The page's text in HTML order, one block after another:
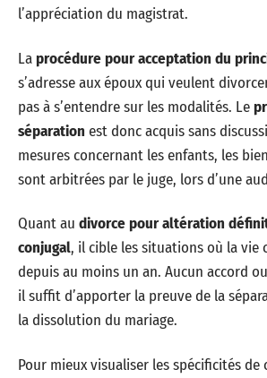
l’appréciation du magistrat.
Laprocédure pour acceptation du
s’adresse aux époux qui veulent
pas à s’entendre sur les modalités. Le
séparation est donc acquis sans
mesures concernant les enfants, les
sont arbitrées par le juge, lors d’une
Quant au divorce pour altération
conjugal, il cible les situations où la vie
depuis au moins un an. Aucun accord
il suffit d’apporter la preuve de la
la dissolution du mariage.
Pour mieux visualiser les spécificités de